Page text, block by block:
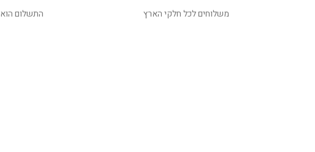
משלוחים לכל חלקי הארץ התשלום הוא 100% מאובטח